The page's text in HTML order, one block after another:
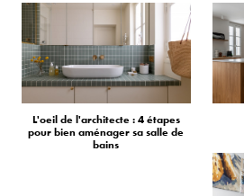
L'oeil de l'architecte : 4 étapes
pour bien aménager sa salle de
bains